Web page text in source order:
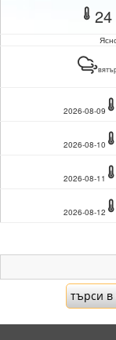
24
2026-08-09
2026-08-10
2026-08-11
2026-08-12